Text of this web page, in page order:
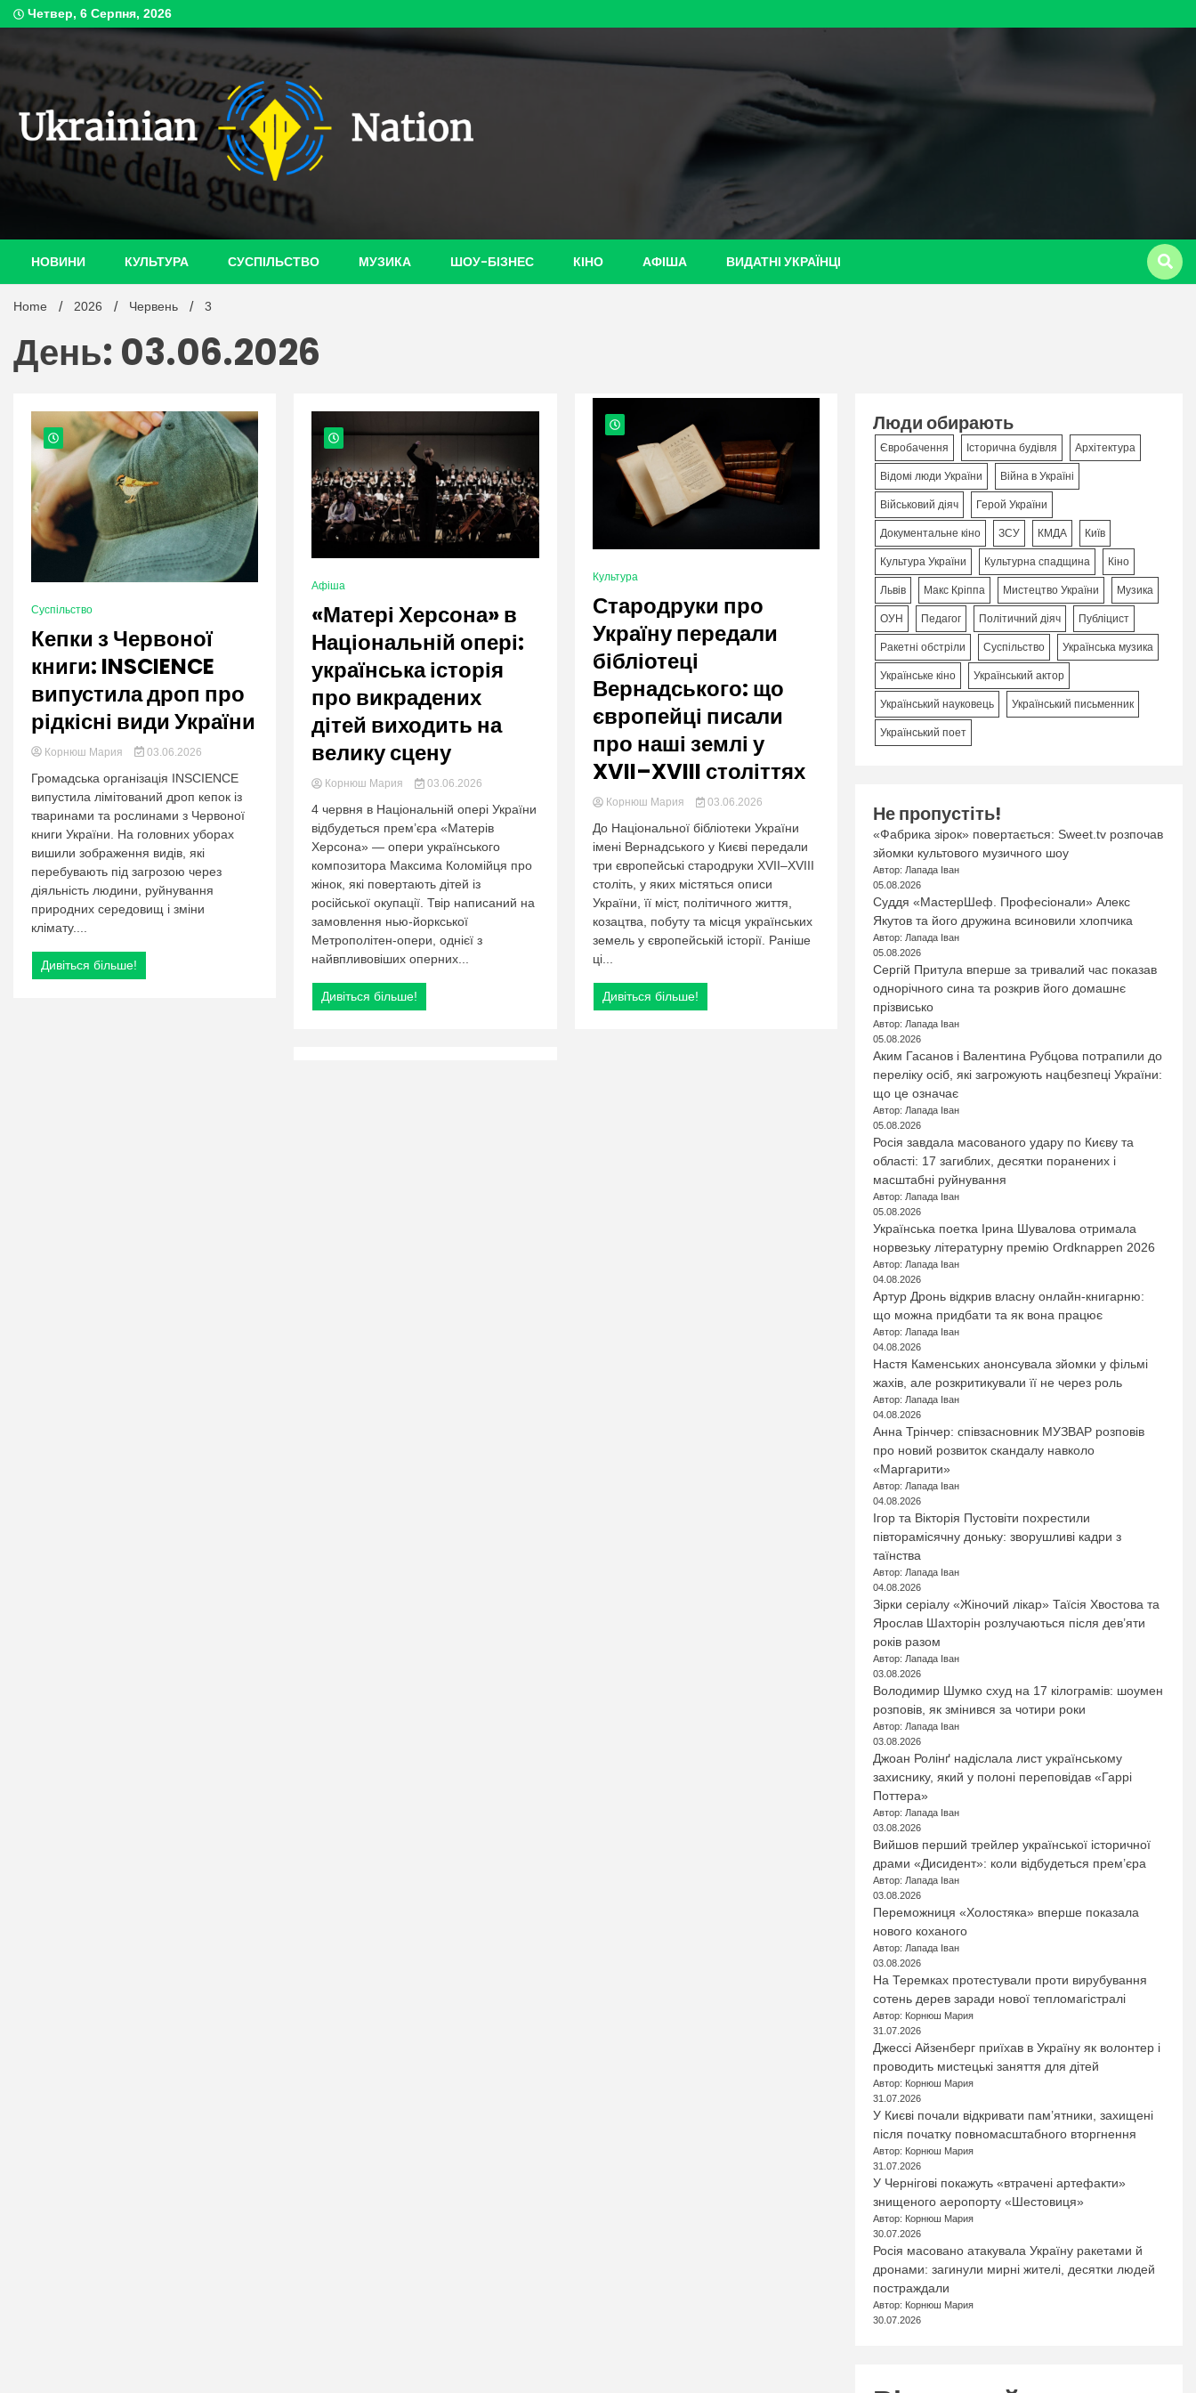
Skip
to
Четвер, 6 Серпня, 2026
ukrainian-
nation.org.ua
НОВИНИ КУЛЬТУРА СУСПІЛЬСТВО МУЗИКА ШОУ-БІЗНЕС КІНО АФІША ВИДАТНІ УКРАЇНЦІ
Home 2026 Червень 3
День: 03.06.2026
Суспільство
Кепки з Червоної
книги: INSCIENCE
випустила дроп про
рідкісні види України
Корнюш Мария 03.06.2026
Громадська організація INSCIENCE
випустила лімітований дроп кепок із
тваринами та рослинами з Червоної
книги України. На головних уборах
вишили зображення видів, які
перебувають під загрозою через
діяльність людини, руйнування
природних середовищ і зміни
клімату....
Дивіться більше!
Афіша
«Матері Херсона» в
Національній опері:
українська історія
про викрадених
дітей виходить на
велику сцену
Корнюш Мария 03.06.2026
4 червня в Національній опері України
відбудеться прем’єра «Матерів
Херсона» — опери українського
композитора Максима Коломійця про
жінок, які повертають дітей із
російської окупації. Твір написаний на
замовлення нью-йоркської
Метрополітен-опери, однієї з
найвпливовіших оперних...
Дивіться більше!
Культура
Стародруки про
Україну передали
бібліотеці
Вернадського: що
європейці писали
про наші землі у
XVII–XVIII століттях
Корнюш Мария 03.06.2026
До Національної бібліотеки України
імені Вернадського у Києві передали
три європейські стародруки XVII–XVIII
століть, у яких містяться описи
України, її міст, політичного життя,
козацтва, побуту та місця українських
земель у європейській історії. Раніше
ці...
Дивіться більше!
Люди обирають
Євробачення Історична будівля Архітектура
Відомі люди України Війна в Україні
Військовий діяч Герой України
Документальне кіно ЗСУ КМДА Київ
Культура України Культурна спадщина Кіно
Львів Макс Кріппа Мистецтво України Музика
ОУН Педагог Політичний діяч Публіцист
Ракетні обстріли Суспільство Українська музика
Українське кіно Український актор
Український науковець Український письменник
Український поет
Не пропустіть!
«Фабрика зірок» повертається: Sweet.tv розпочав
зйомки культового музичного шоу
Автор: Лапада Іван
05.08.2026
Суддя «МастерШеф. Професіонали» Алекс
Якутов та його дружина всиновили хлопчика
Автор: Лапада Іван
05.08.2026
Сергій Притула вперше за тривалий час показав
однорічного сина та розкрив його домашнє
прізвисько
Автор: Лапада Іван
05.08.2026
Аким Гасанов і Валентина Рубцова потрапили до
переліку осіб, які загрожують нацбезпеці України:
що це означає
Автор: Лапада Іван
05.08.2026
Росія завдала масованого удару по Києву та
області: 17 загиблих, десятки поранених і
масштабні руйнування
Автор: Лапада Іван
05.08.2026
Українська поетка Ірина Шувалова отримала
норвезьку літературну премію Ordknappen 2026
Автор: Лапада Іван
04.08.2026
Артур Дронь відкрив власну онлайн-книгарню:
що можна придбати та як вона працює
Автор: Лапада Іван
04.08.2026
Настя Каменських анонсувала зйомки у фільмі
жахів, але розкритикували її не через роль
Автор: Лапада Іван
04.08.2026
Анна Трінчер: співзасновник МУЗВАР розповів
про новий розвиток скандалу навколо
«Маргарити»
Автор: Лапада Іван
04.08.2026
Ігор та Вікторія Пустовіти похрестили
півторамісячну доньку: зворушливі кадри з
таїнства
Автор: Лапада Іван
04.08.2026
Зірки серіалу «Жіночий лікар» Таїсія Хвостова та
Ярослав Шахторін розлучаються після дев’яти
років разом
Автор: Лапада Іван
03.08.2026
Володимир Шумко схуд на 17 кілограмів: шоумен
розповів, як змінився за чотири роки
Автор: Лапада Іван
03.08.2026
Джоан Ролінґ надіслала лист українському
захиснику, який у полоні переповідав «Гаррі
Поттера»
Автор: Лапада Іван
03.08.2026
Вийшов перший трейлер української історичної
драми «Дисидент»: коли відбудеться прем’єра
Автор: Лапада Іван
03.08.2026
Переможниця «Холостяка» вперше показала
нового коханого
Автор: Лапада Іван
03.08.2026
На Теремках протестували проти вирубування
сотень дерев заради нової тепломагістралі
Автор: Корнюш Мария
31.07.2026
Джессі Айзенберг приїхав в Україну як волонтер і
проводить мистецькі заняття для дітей
Автор: Корнюш Мария
31.07.2026
У Києві почали відкривати пам’ятники, захищені
після початку повномасштабного вторгнення
Автор: Корнюш Мария
31.07.2026
У Чернігові покажуть «втрачені артефакти»
знищеного аеропорту «Шестовиця»
Автор: Корнюш Мария
30.07.2026
Росія масовано атакувала Україну ракетами й
дронами: загинули мирні жителі, десятки людей
постраждали
Автор: Корнюш Мария
30.07.2026